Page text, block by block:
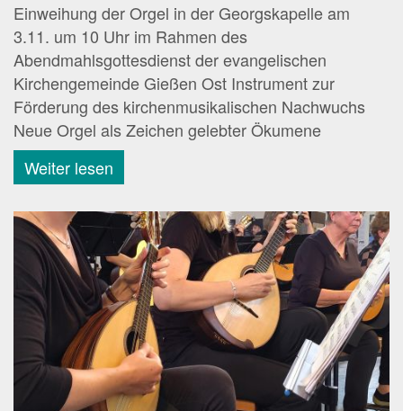
Einweihung der Orgel in der Georgskapelle am
3.11. um 10 Uhr im Rahmen des
Abendmahlsgottesdienst der evangelischen
Kirchengemeinde Gießen Ost Instrument zur
Förderung des kirchenmusikalischen Nachwuchs
Neue Orgel als Zeichen gelebter Ökumene
Weiter lesen